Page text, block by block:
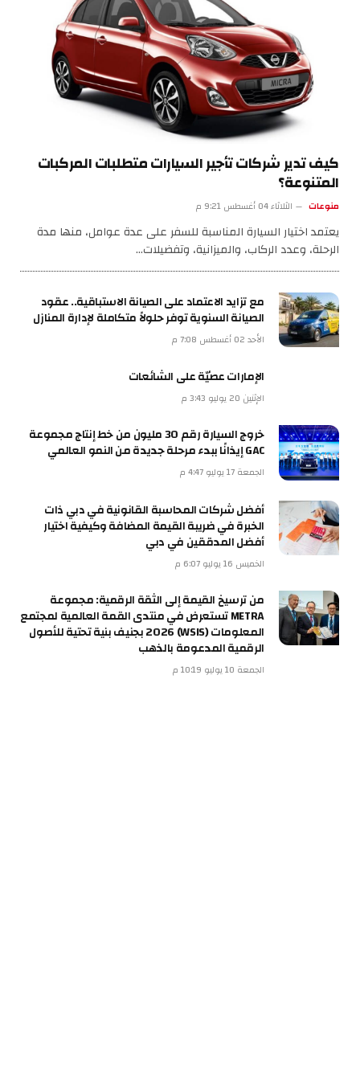
كيف تدير شركات تأجير السيارات متطلبات المركبات
المتنوعة؟
منوعات الثلاثاء 04 أغسطس 9:21 م
يعتمد اختيار السيارة المناسبة للسفر على عدة عوامل، منها مدة
الرحلة، وعدد الركاب، والميزانية، وتفضيلات…
مع تزايد الاعتماد على الصيانة الاستباقية.. عقود
الصيانة السنوية توفر حلولاً متكاملة لإدارة المنازل
الأحد 02 أغسطس 7:08 م
الإمارات عصيّة على الشائعات
الإثنين 20 يوليو 3:43 م
خروج السيارة رقم 30 مليون من خط إنتاج مجموعة
GAC إيذانًا ببدء مرحلة جديدة من النمو العالمي
الجمعة 17 يوليو 4:47 م
أفضل شركات المحاسبة القانونية في دبي ذات
الخبرة في ضريبة القيمة المضافة وكيفية اختيار
أفضل المدققين في دبي
الخميس 16 يوليو 6:07 م
من ترسيخ القيمة إلى الثقة الرقمية: مجموعة
METRA تستعرض في منتدى القمة العالمية لمجتمع
المعلومات (WSIS) 2026 بجنيف بنية تحتية للأصول
الرقمية المدعومة بالذهب
الجمعة 10 يوليو 10:19 م